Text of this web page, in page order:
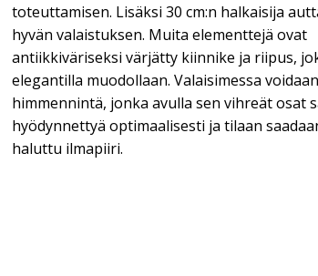
toteuttamisen. Lisäksi 30 cm:n halkaisija
hyvän valaistuksen. Muita elementtejä ovat
antiikkiväriseksi värjätty kiinnike ja riipus,
elegantilla muodollaan. Valaisimessa
himmennintä, jonka avulla sen vihreät osat
hyödynnettyä optimaalisesti ja tilaan
haluttu ilmapiiri.